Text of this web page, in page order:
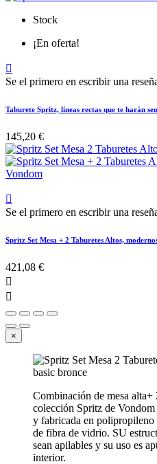
Stock
¡En oferta!

Se el primero en escribir una
Taburete Spritz, líneas rectas que te harán
145,20 €

Se el primero en escribir una
Spritz Set Mesa + 2 Taburetes Altos,
421,08 €


×
Combinación de mesa alta+
colección Spritz de
y fabricada en
de fibra de vidrio. SU
sean apilables y su uso es
interior.